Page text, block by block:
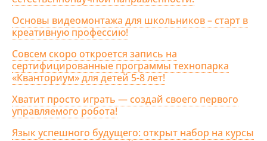
Основы видеомонтажа для школьников – старт в
креативную профессию!
Совсем скоро откроется запись на
сертифицированные программы технопарка
«Кванториум» для детей 5-8 лет!
Хватит просто играть — создай своего первого
управляемого робота!
Язык успешного будущего: открыт набор на курсы